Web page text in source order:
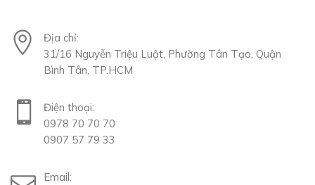
Địa chỉ:
31/16 Nguyễn Triệu Luật, Phường Tân Tạo, Quận
Bình Tân, TP.HCM
Điện thoại:
0978 70 70 70
0907 57 79 33
Email: